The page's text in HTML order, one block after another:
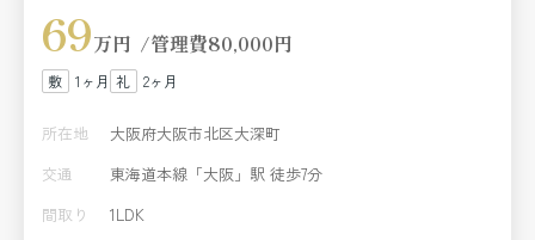
69万円 管理費80,000円
1ヶ月 2ヶ月
所在地
大阪府大阪市北区大深町
交通
東海道本線「大阪」駅 徒歩7分
間取り
1LDK